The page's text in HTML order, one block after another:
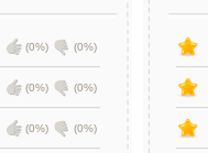
(0%) (0%)
(0%) (0%)
(0%) (0%)